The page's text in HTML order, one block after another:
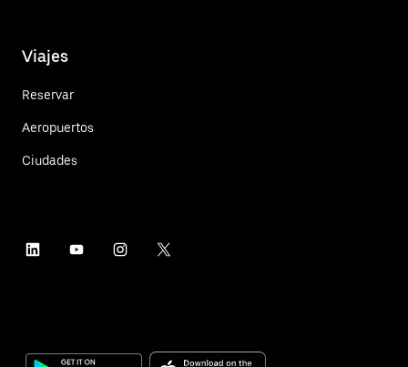
Viajes
Reservar
Aeropuertos
Ciudades